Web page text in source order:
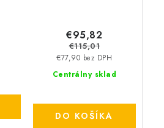
Centrálny sklad
€77,90 bez DPH
€95,82
€115,01
DO KOŠÍKA